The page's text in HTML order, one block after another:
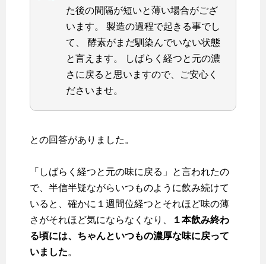
た後の間隔が短いと薄い場合がござ
います。 製造の過程で起きる事でし
て、 酵素がまだ馴染んでいない状態
と言えます。 しばらく経つと元の濃
さに戻ると思いますので、ご安心く
ださいませ。
との回答がありました。
「しばらく経つと元の味に戻る」と言われたの
で、半信半疑ながらいつものように飲み続けて
いると、確かに１週間位経つとそれほど味の薄
さがそれほど気にならなくなり、
１本飲み終わ
る頃には、ちゃんといつもの濃厚な味に戻って
いました。